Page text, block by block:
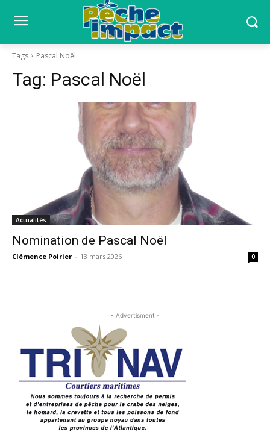
Tags Pascal Noël
Tag: Pascal Noël
Actualités
Nomination de Pascal Noël
Clémence Poirier - 13 mars 2026 0
- Advertisment -